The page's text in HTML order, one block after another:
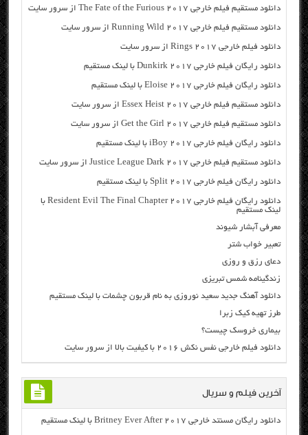
دانلود مستقیم فیلم خارجی The Fate of the Furious 2017 از سرور سایت
دانلود مستقیم فیلم خارجی Running Wild 2017 از سرور سایت
دانلود فیلم خارجی Rings 2017 از سرور سایت
دانلود رایگان فیلم خارجی Dunkirk 2017 با لینک مستقیم
دانلود رایگان فیلم خارجی Eloise 2017 با لینک مستقیم
دانلود مستقیم فیلم خارجی Essex Heist 2017 از سرور سایت
دانلود مستقیم فیلم خارجی Get the Girl 2017 از سرور سایت
دانلود رایگان فیلم خارجی iBoy 2017 با لینک مستقیم
دانلود مستقیم فیلم خارجی Justice League Dark 2017 از سرور سایت
دانلود رایگان فیلم خارجی Split 2017 با لینک مستقیم
دانلود رایگان فیلم خارجی Resident Evil The Final Chapter 2017 با
لینک مستقیم
معرفی آبشار شیوند
تعبیر خواب شتر
دعای رزق و روزی
زندگینامه شمس تبریزی
دانلود آهنگ جدید سعید نوروزی به نام قربون چشمات با لینک مستقیم
طرز تهیه کیک زبرا
بیماری خروسک چیست؟
دانلود فیلم خارجی نفس نکش ۲۰۱۶ با کیفیت بالا از سرور سایت
آخرین فیلم و سریال
دانلود رایگان مسنتد خارجی Britney Ever After 2017 با لینک مستقیم